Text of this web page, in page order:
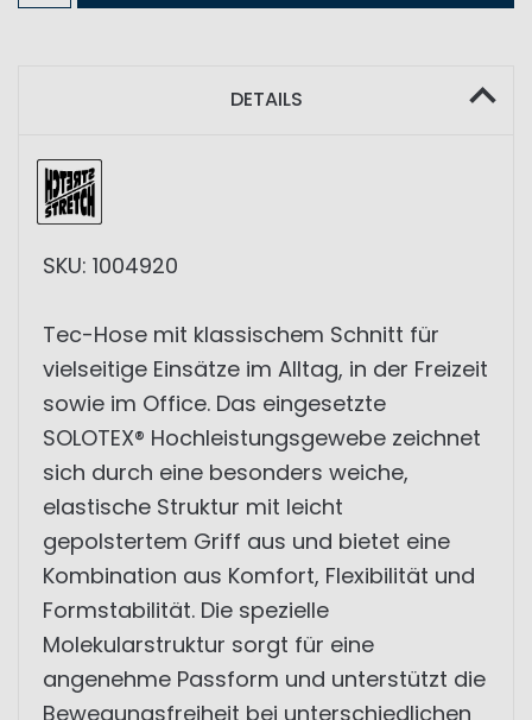
DETAILS
SKU: 1004920
Tec-Hose mit klassischem Schnitt für
vielseitige Einsätze im Alltag, in der Freizeit
sowie im Office. Das eingesetzte
SOLOTEX® Hochleistungsgewebe zeichnet
sich durch eine besonders weiche,
elastische Struktur mit leicht
gepolstertem Griff aus und bietet eine
Kombination aus Komfort, Flexibilität und
Formstabilität. Die spezielle
Molekularstruktur sorgt für eine
angenehme Passform und unterstützt die
Bewegungsfreiheit bei unterschiedlichen